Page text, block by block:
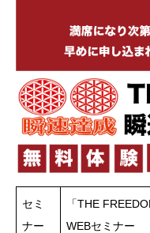
セミ
ナー
「THE
WEBセミナー